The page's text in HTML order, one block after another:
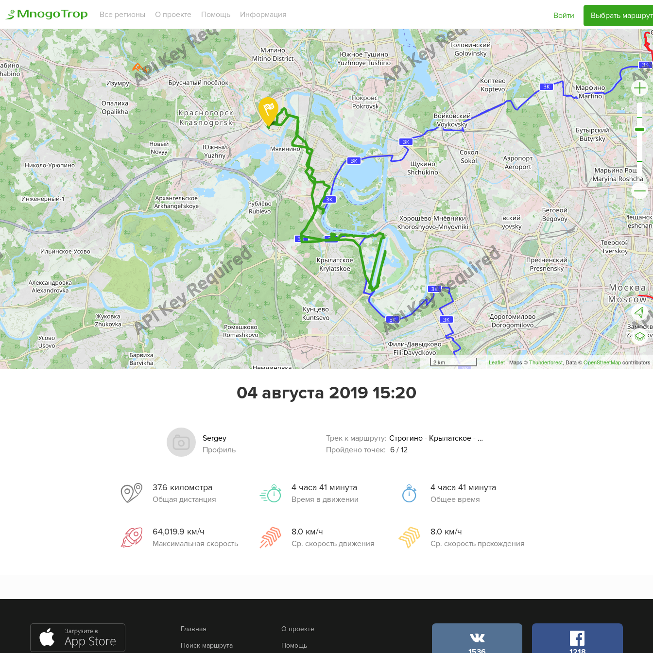
Все регионы О проекте Помощь Информация Войти Выбрать маршрут
2 km Leaflet | Maps ©Thunderforest, Data ©OpenStreetMapcontributors
04 августа 2019 15:20
Sergey
Профиль
Трек к маршруту:
Строгино - Крылатское - Строгино
Пройдено точек: 6 / 12
37.6 километра
Общая дистанция
4 часа 41 минута
Время в движении
4 часа 41 минута
Общее время
64,019.9 км/ч
Максимальная скорость
8.0 км/ч
Ср. скорость движения
8.0 км/ч
Ср. скорость прохождения
Главная
Поиск маршрута
О проекте
Помощь